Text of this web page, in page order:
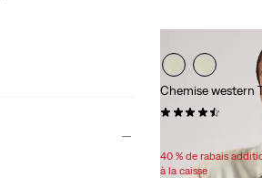
Chemise western
Price
is
Price
was
40 % de rabais
à la caisse